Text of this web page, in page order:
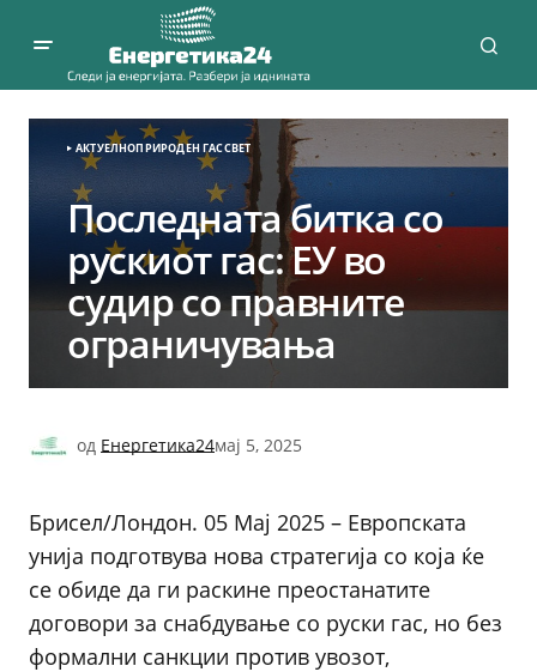
АКТУЕЛНОПРИРОДЕН ГАССВЕТ
Последната битка со
рускиот гас: ЕУ во
судир со правните
ограничувања
од Енергетика24мај 5, 2025
Брисел/Лондон. 05 Мај 2025 – Европската
унија подготвува нова стратегија со која ќе
се обиде да ги раскине преостанатите
договори за снабдување со руски гас, но без
формални санкции против увозот,